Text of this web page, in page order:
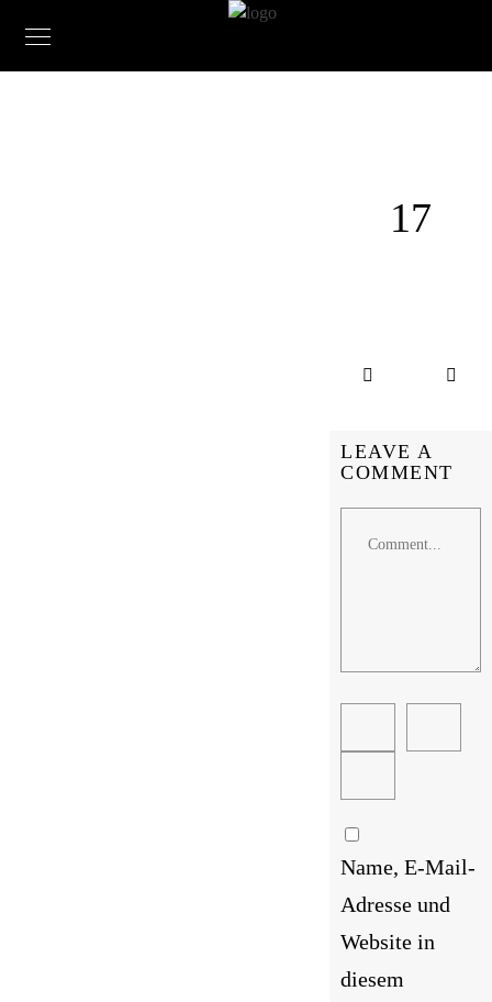
17
LEAVE A
COMMENT
Name, E-Mail-
Adresse und
Website in
diesem